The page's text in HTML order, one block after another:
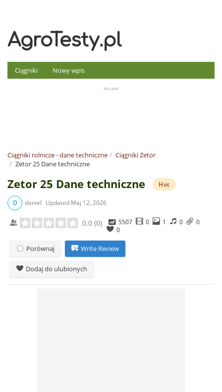
AgroTesty.pl
Ciągniki Nowy wpis
Ciągniki rolnicze - dane techniczne
Ciągniki Zetor
Zetor 25 Dane techniczne
Zetor 25 Dane techniczne Hot
D daniel Updated Maj 12, 2026
0.0 (0) 5507 0 1 0
0
0
Porównaj Write Review
Dodaj do ulubionych